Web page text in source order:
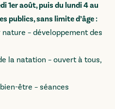
1er août, puis du lundi 4 au
publics, sans limite d’âge :
nature – développement des
la natation – ouvert à tous,
être – séances